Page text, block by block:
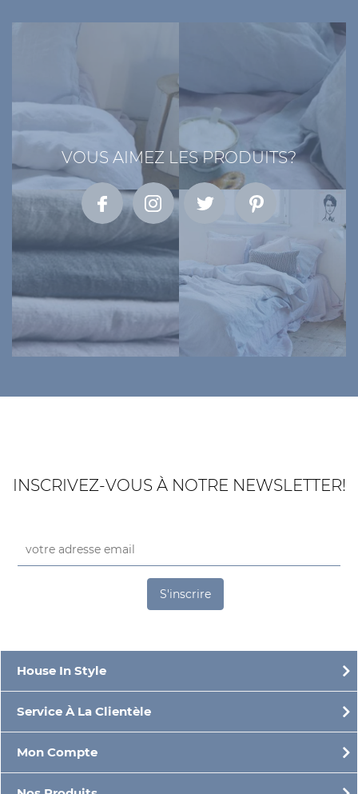
VOUS AIMEZ LES PRODUITS?
INSCRIVEZ-VOUS À NOTRE NEWSLETTER!
S'inscrire
House In Style
Service À La Clientèle
Mon Compte